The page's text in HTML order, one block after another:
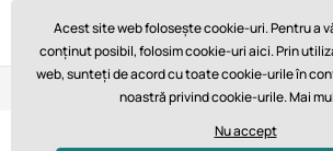
Retur în 14 zile Livrare rapidă
Acest site web folosește cookie-uri. Pentru a
conținut posibil, folosim cookie-uri aici. Prin
web, sunteți de acord cu toate cookie-urile în
noastră privind cookie-urile. Mai
Nu accept